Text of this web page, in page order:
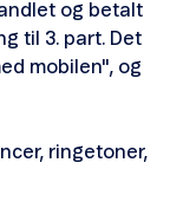
og betalt
til 3. part. Det
mobilen", og
ringetoner,